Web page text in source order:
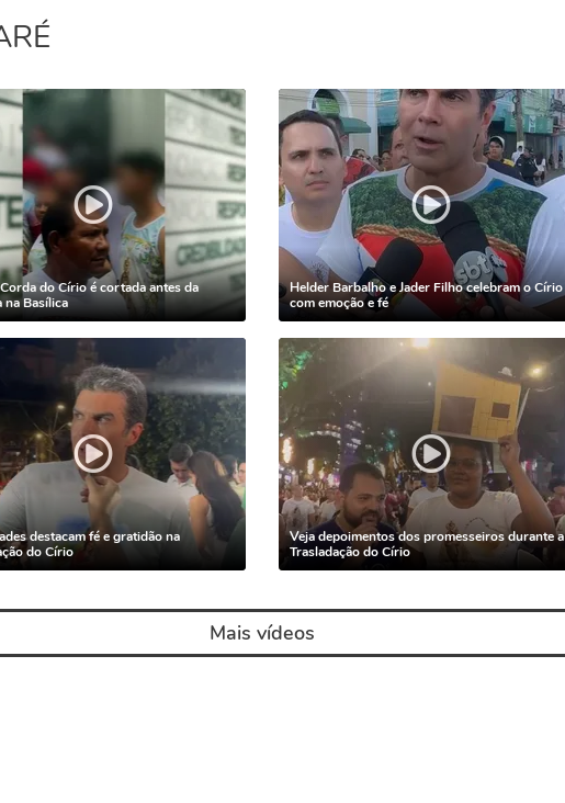
do Círio é cortada antes da
na Basílica
Helder Barbalho e Jader Filho celebram o Círio
com emoção e fé
destacam fé e gratidão na
do Círio
Veja depoimentos dos promesseiros durante a
Trasladação do Círio
Mais vídeos